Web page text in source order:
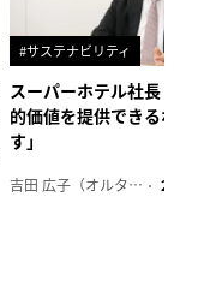
#サステナビリティ
スーパーホテル社長「地域
的価値を提供できるホテル
す」
吉田 広子（オルタナ輪番編集長） 2026年6